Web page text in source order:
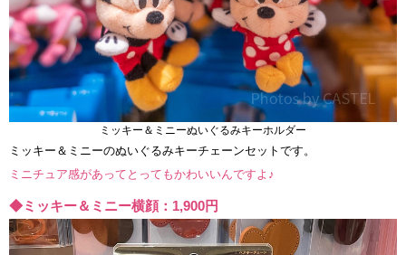
ミッキー＆ミニーぬいぐるみキーホルダー
ミッキー＆ミニーのぬいぐるみキーチェーンセットです。
ミニチュア感があってとってもかわいいんですよ♪
◆ミッキー＆ミニー横顔：1,900円